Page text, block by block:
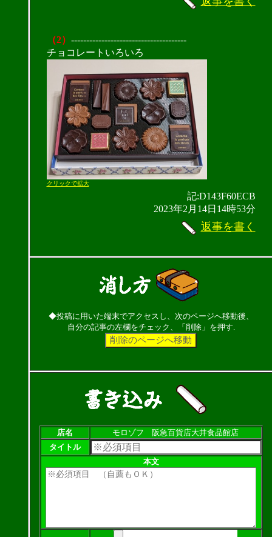
（2） --------------------------------------
チョコレートいろいろ
クリックで拡大
記:D143F60ECB
2023年2月14日14時53分
返事を書く
◆投稿に用いた端末でアクセスし、次のページへ移動後、
自分の記事の左欄をチェック、「削除」を押す.
店名
モロゾフ 阪急百貨店大井食品館店
タイトル
本文